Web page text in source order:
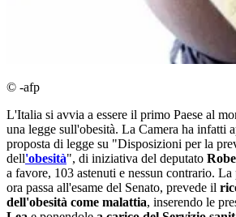
© -afp
L'Italia si avvia a essere il primo Paese al
una legge sull'obesità. La Camera ha infatti
proposta di legge su "Disposizioni per la
dell'obesità", di iniziativa del deputato
a favore, 103 astenuti e nessun contrario.
ora passa all'esame del Senato, prevede il
dell'obesità come malattia, inserendo le